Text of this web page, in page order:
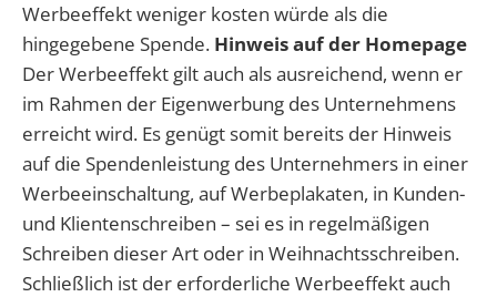
Werbeeffekt weniger kosten würde als die
hingegebene Spende. Hinweis auf der Homepage
Der Werbeeffekt gilt auch als ausreichend, wenn er
im Rahmen der Eigenwerbung des Unternehmens
erreicht wird. Es genügt somit bereits der Hinweis
auf die Spendenleistung des Unternehmers in einer
Werbeeinschaltung, auf Werbeplakaten, in Kunden-
und Klientenschreiben – sei es in regelmäßigen
Schreiben dieser Art oder in Weihnachtsschreiben.
Schließlich ist der erforderliche Werbeeffekt auch